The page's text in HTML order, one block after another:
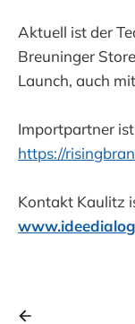
Aktuell ist der
Breuninger
Launch, auch
Importpartner
https://
Kontakt Kaulitz